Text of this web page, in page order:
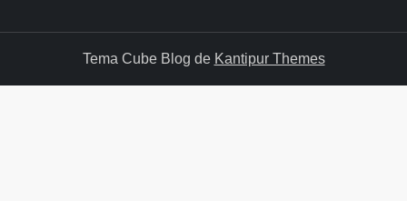
Tema Cube Blog de Kantipur Themes